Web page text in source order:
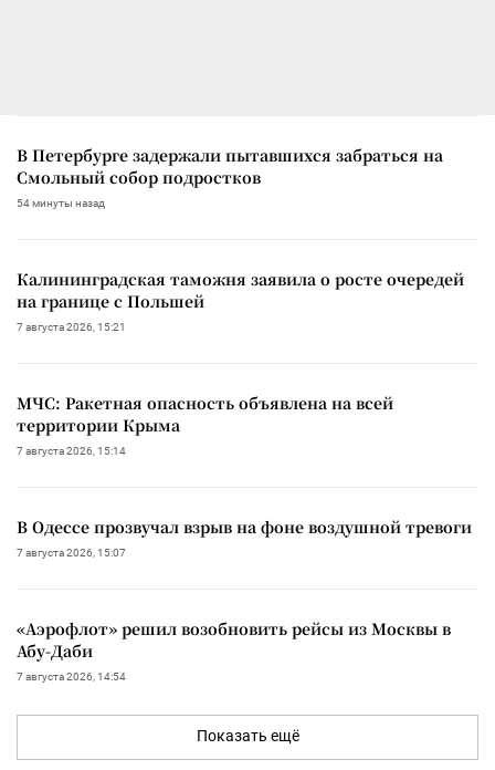
В Петербурге задержали пытавшихся забраться на
Смольный собор подростков
54 минуты назад
Калининградская таможня заявила о росте очередей
на границе с Польшей
7 августа 2026, 15:21
МЧС: Ракетная опасность объявлена на всей
территории Крыма
7 августа 2026, 15:14
В Одессе прозвучал взрыв на фоне воздушной тревоги
7 августа 2026, 15:07
«Аэрофлот» решил возобновить рейсы из Москвы в
Абу-Даби
7 августа 2026, 14:54
Показать ещё